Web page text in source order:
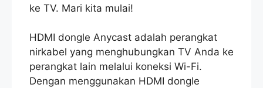
ke TV. Mari kita mulai!
HDMI dongle Anycast adalah perangkat
nirkabel yang menghubungkan TV Anda ke
perangkat lain melalui koneksi Wi-Fi.
Dengan menggunakan HDMI dongle